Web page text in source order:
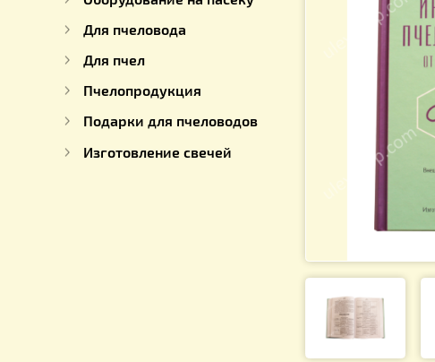
Для работы с медом
Оборудование на пасеку